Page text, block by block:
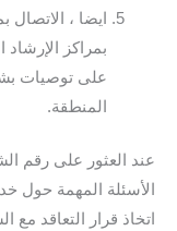
ايضا ،
بمراكز
على توصيات
المنطقة.
عند العثور على رقم
الأسئلة المهمة حول
اتخاذ قرار التعاقد